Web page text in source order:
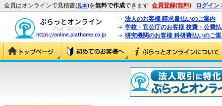
会員はオンラインで見積書(見本)を無料で作成できます 会員登録(無料) ログイン
法人のお客様 請求書払いのご案内
学校・官公庁のお客様 校費・公費
研究機関のお客様 科研費払いのご